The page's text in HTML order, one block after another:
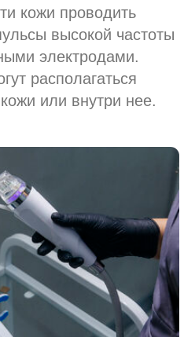
кожи проводить
высокой частоты
электродами.
располагаться
или внутри нее.